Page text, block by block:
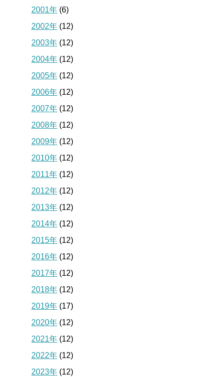
2001年 (6)
2002年 (12)
2003年 (12)
2004年 (12)
2005年 (12)
2006年 (12)
2007年 (12)
2008年 (12)
2009年 (12)
2010年 (12)
2011年 (12)
2012年 (12)
2013年 (12)
2014年 (12)
2015年 (12)
2016年 (12)
2017年 (12)
2018年 (12)
2019年 (17)
2020年 (12)
2021年 (12)
2022年 (12)
2023年 (12)